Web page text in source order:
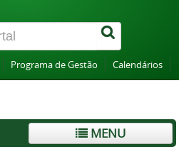
Programa de Gestão Calendários
MENU